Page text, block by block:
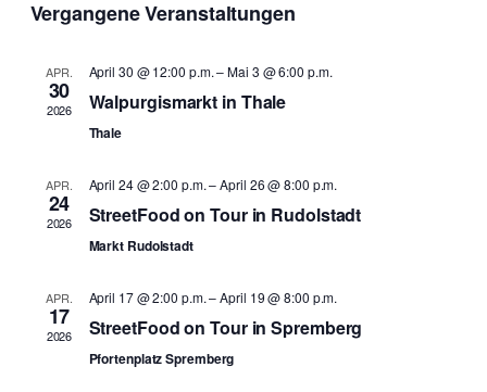
wählen.
Vergangene Veranstaltungen
APR.
30
2026
April 30 @ 12:00 p.m.–Mai 3 @ 6:00 p.m.
Walpurgismarkt in Thale
Thale
APR.
24
2026
April 24 @ 2:00 p.m.–April 26 @ 8:00 p.m.
StreetFood on Tour in Rudolstadt
Markt Rudolstadt
APR.
17
2026
April 17 @ 2:00 p.m.–April 19 @ 8:00 p.m.
StreetFood on Tour in Spremberg
Pfortenplatz Spremberg